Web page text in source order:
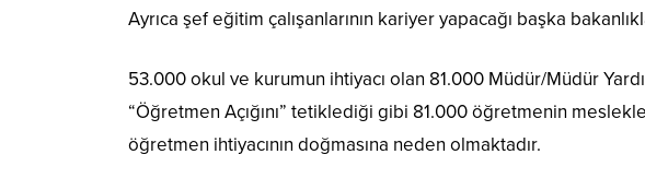
Ayrıca şef eğitim çalışanlarının kariyer yapacağı başka
53.000 okul ve kurumun ihtiyacı olan 81.000 Müdür/Müdür
“Öğretmen Açığını” tetiklediği gibi 81.000 öğretmenin
öğretmen ihtiyacının doğmasına neden olmaktadır.